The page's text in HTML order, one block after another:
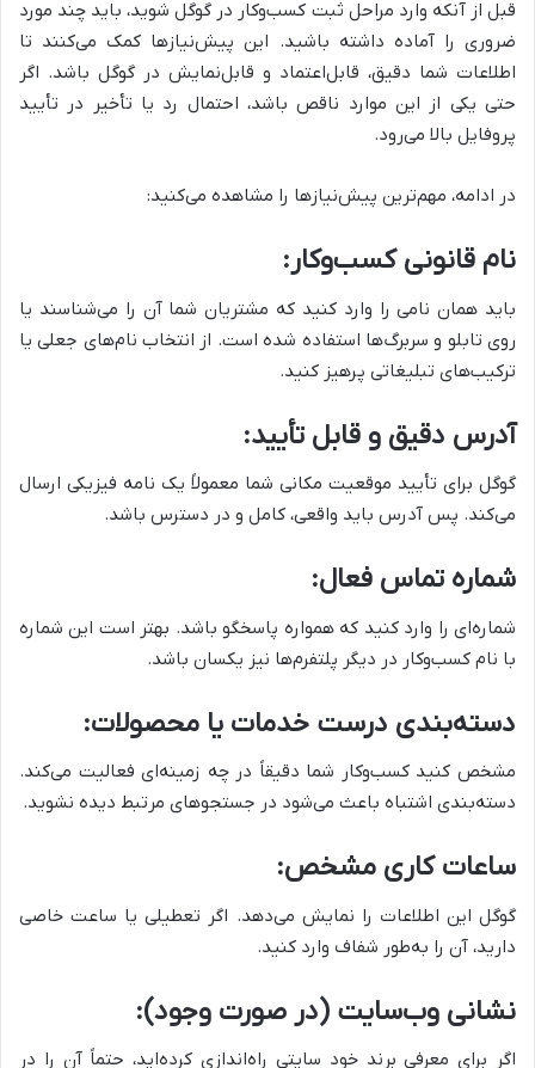
قبل از آنکه وارد مراحل ثبت کسب‌وکار در گوگل شوید، باید چند مورد
ضروری را آماده داشته باشید. این پیش‌نیازها کمک می‌کنند تا
اطلاعات شما دقیق، قابل‌اعتماد و قابل‌نمایش در گوگل باشد. اگر
حتی یکی از این موارد ناقص باشد، احتمال رد یا تأخیر در تأیید
پروفایل بالا می‌رود.
در ادامه، مهم‌ترین پیش‌نیازها را مشاهده می‌کنید:
نام قانونی کسب‌وکار:
باید همان نامی را وارد کنید که مشتریان شما آن را می‌شناسند یا
روی تابلو و سربرگ‌ها استفاده شده است. از انتخاب نام‌های جعلی یا
ترکیب‌های تبلیغاتی پرهیز کنید.
آدرس دقیق و قابل تأیید:
گوگل برای تأیید موقعیت مکانی شما معمولاً یک نامه فیزیکی ارسال
می‌کند. پس آدرس باید واقعی، کامل و در دسترس باشد.
شماره تماس فعال:
شماره‌ای را وارد کنید که همواره پاسخگو باشد. بهتر است این شماره
با نام کسب‌وکار در دیگر پلتفرم‌ها نیز یکسان باشد.
دسته‌بندی درست خدمات یا محصولات:
مشخص کنید کسب‌وکار شما دقیقاً در چه زمینه‌ای فعالیت می‌کند.
دسته‌بندی اشتباه باعث می‌شود در جستجوهای مرتبط دیده نشوید.
ساعات کاری مشخص:
گوگل این اطلاعات را نمایش می‌دهد. اگر تعطیلی یا ساعت خاصی
دارید، آن را به‌طور شفاف وارد کنید.
نشانی وب‌سایت (در صورت وجود):
اگر برای معرفی برند خود سایتی راه‌اندازی کرده‌اید، حتماً آن را در